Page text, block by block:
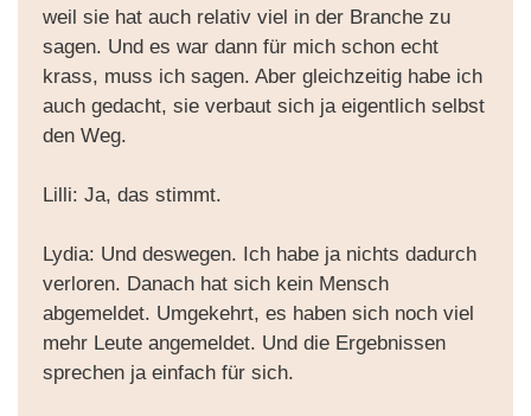
weil sie hat auch relativ viel in der Branche zu
sagen. Und es war dann für mich schon echt
krass, muss ich sagen. Aber gleichzeitig habe ich
auch gedacht, sie verbaut sich ja eigentlich selbst
den Weg.
Lilli: Ja, das stimmt.
Lydia: Und deswegen. Ich habe ja nichts dadurch
verloren. Danach hat sich kein Mensch
abgemeldet. Umgekehrt, es haben sich noch viel
mehr Leute angemeldet. Und die Ergebnissen
sprechen ja einfach für sich.